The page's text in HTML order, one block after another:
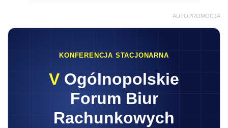
AUTOPROMOCJA
KONFERENCJA STACJONARNA
V Ogólnopolskie
Forum Biur
Rachunkowych